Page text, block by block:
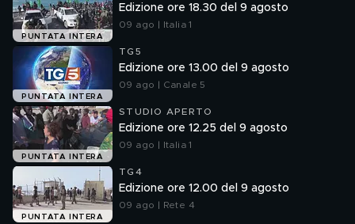
PUNTATA INTERA
Edizione ore 18.30 del 9 agosto
09 ago | Italia 1
PUNTATA INTERA
TG5
Edizione ore 13.00 del 9 agosto
09 ago | Canale 5
PUNTATA INTERA
STUDIO APERTO
Edizione ore 12.25 del 9 agosto
09 ago | Italia 1
PUNTATA INTERA
TG4
Edizione ore 12.00 del 9 agosto
09 ago | Rete 4